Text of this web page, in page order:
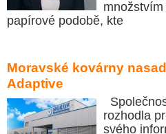
papírové podobě, kte
Moravské kovárny
Adaptive
rozhodla
svého